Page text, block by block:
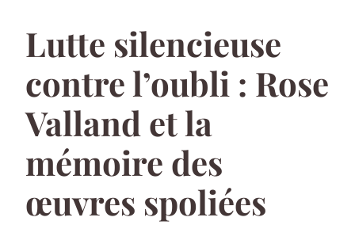
Lutte silencieuse
contre l’oubli : Rose
Valland et la
mémoire des
œuvres spoliées